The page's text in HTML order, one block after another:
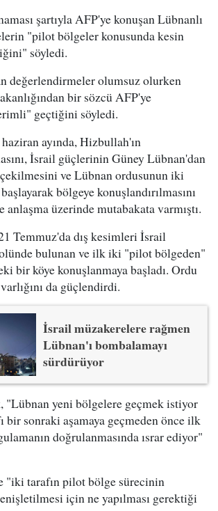
şartıyla AFP'ye konuşan Lübnanlı
"pilot bölgeler konusunda kesin
söyledi.
değerlendirmeler olumsuz olurken
bir sözcü AFP'ye
geçtiğini söyledi.
ayında, Hizbullah'ın
İsrail güçlerinin Güney Lübnan'dan
ve Lübnan ordusunun iki
bölgeye konuşlandırılmasını
anlaşma üzerinde mutabakata varmıştı.
Temmuz'da dış kesimleri İsrail
bulunan ve ilk iki "pilot bölgeden"
bir köye konuşlanmaya başladı. Ordu
da güçlendirdi.
İsrail müzakerelere rağmen
Lübnan'ı bombalamayı
sürdürüyor
"Lübnan yeni bölgelere geçmek istiyor
bir sonraki aşamaya geçmeden önce ilk
doğrulanmasında ısrar ediyor"
tarafın pilot bölge sürecinin
için ne yapılması gerektiği